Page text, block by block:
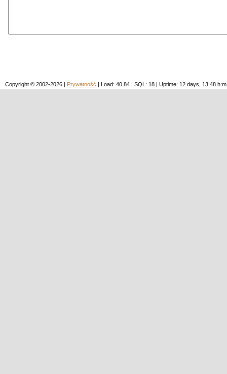
Copyright © 2002-2026 | Prywatność | Load: 40.84 | SQL: 18 | Uptime: 12 days, 13:48